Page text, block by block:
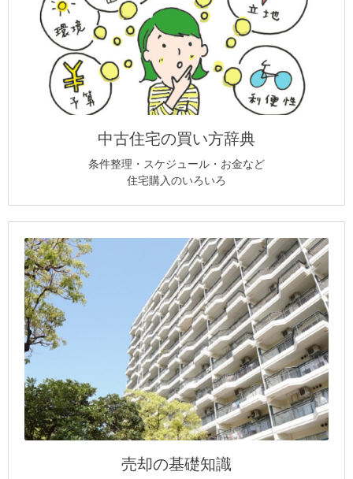
中古住宅の買い方辞典
条件整理・スケジュール・お金など
住宅購入のいろいろ
売却の基礎知識